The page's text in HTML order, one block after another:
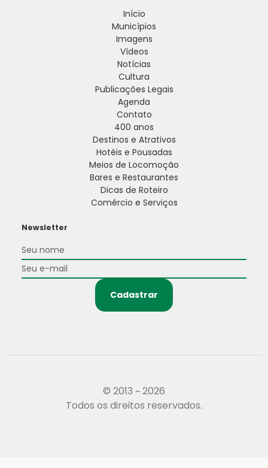
Início
Municípios
Imagens
Vídeos
Notícias
Cultura
Publicações Legais
Agenda
Contato
400 anos
Destinos e Atrativos
Hotéis e Pousadas
Meios de Locomoção
Bares e Restaurantes
Dicas de Roteiro
Comércio e Serviços
Newsletter
Cadastrar
© 2013 ~ 2026
Todos os direitos reservados.